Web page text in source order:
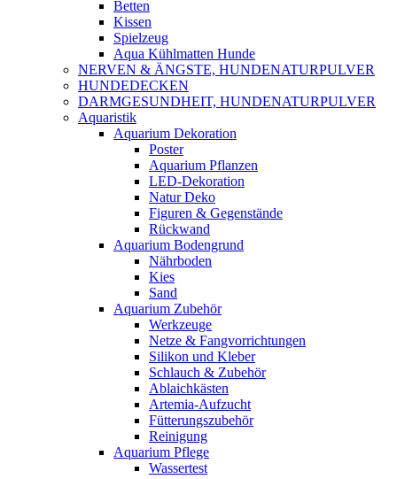
Betten
Kissen
Spielzeug
Aqua Kühlmatten Hunde
NERVEN & ÄNGSTE, HUNDENATURPULVER
HUNDEDECKEN
DARMGESUNDHEIT, HUNDENATURPULVER
Aquaristik
Aquarium Dekoration
Poster
Aquarium Pflanzen
LED-Dekoration
Natur Deko
Figuren & Gegenstände
Rückwand
Aquarium Bodengrund
Nährboden
Kies
Sand
Aquarium Zubehör
Werkzeuge
Netze & Fangvorrichtungen
Silikon und Kleber
Schlauch & Zubehör
Ablaichkästen
Artemia-Aufzucht
Fütterungszubehör
Reinigung
Aquarium Pflege
Wassertest